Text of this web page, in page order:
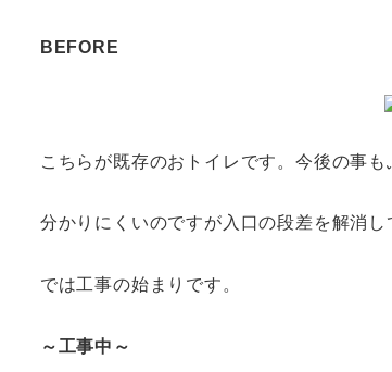
BEFORE
こちらが既存のおトイレです。今後の事
分かりにくいのですが入口の段差を解消
では工事の始まりです。
～工事中～